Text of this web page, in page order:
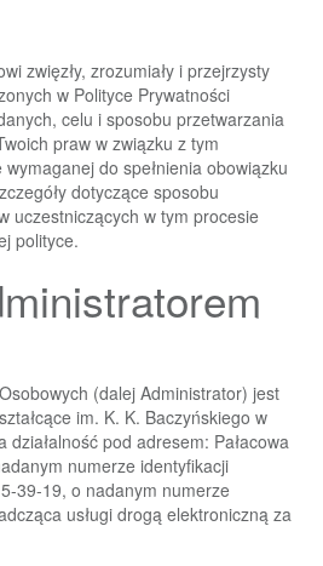
zwięzły, zrozumiały i przejrzysty
w Polityce Prywatności
celu i sposobu przetwarzania
praw w związku z tym
do spełnienia obowiązku
dotyczące sposobu
uczestniczących w tym procesie
polityce.
(dalej Administrator) jest
im. K. K. Baczyńskiego w
działalność pod adresem: Pałacowa
numerze identyfikacji
39-19, o nadanym numerze
usługi drogą elektroniczną za